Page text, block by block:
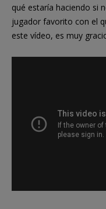
qué estaría haciendo si
jugador favorito con el
este vídeo, es muy